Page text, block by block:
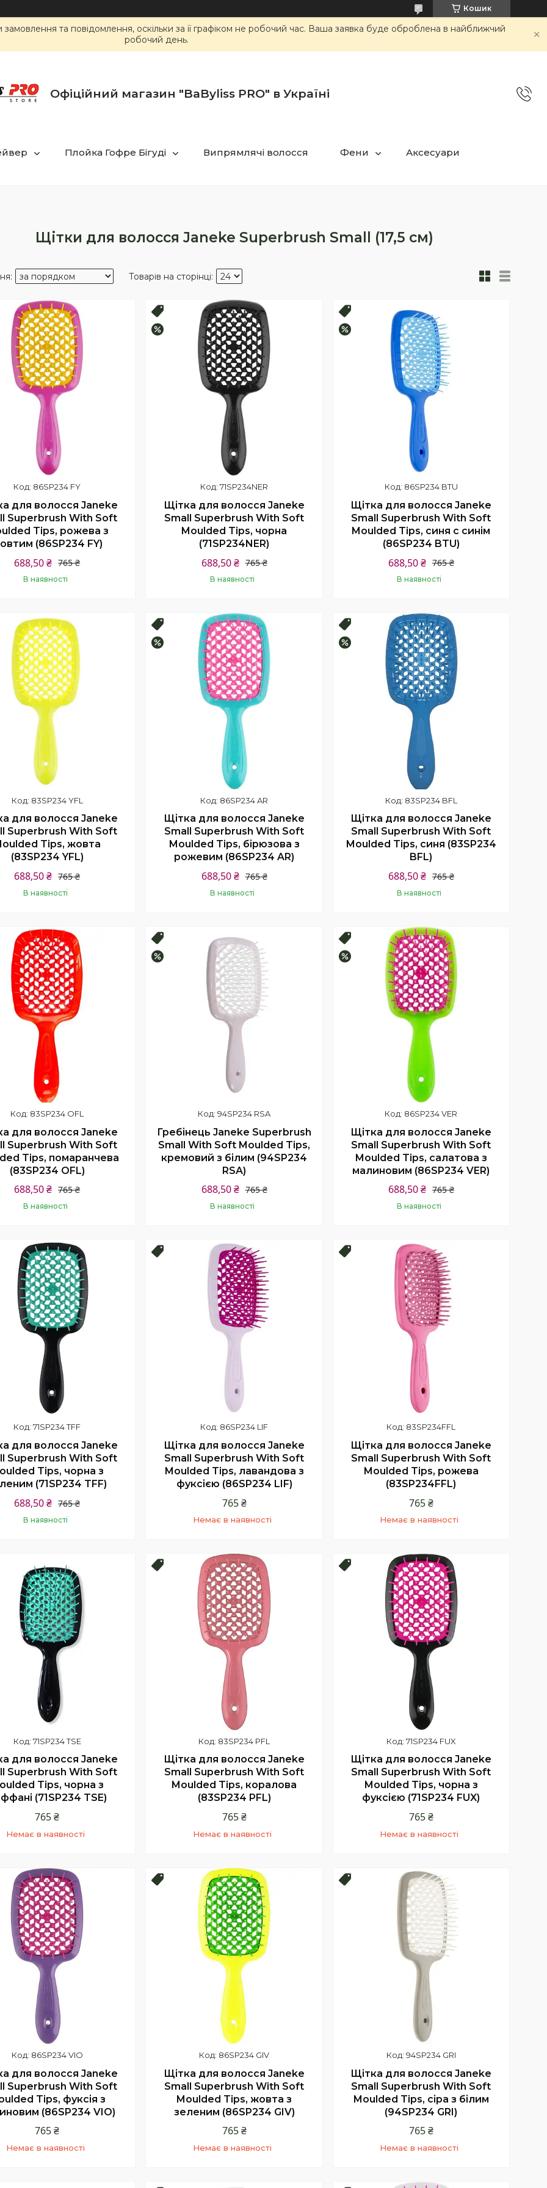
Кошик
та повідомлення, оскільки за її графіком не робочий час. Ваша заявка буде оброблена в найближчий
робочий день.
Офіційний магазин "BaByliss PRO" в Україні
Плойка Гофре Бігуді Випрямлячі волосся Фени Аксесуари
Щітки для волосся Janeke Superbrush Small (17,5 см)
86SP234 FY
для волосся Janeke
Superbrush With Soft
Tips, рожева з
(86SP234 FY)
765 ₴
688,50 ₴
В наявності
Купити
Топ продаж
71SP234NER
Щітка для волосся Janeke
Small Superbrush With Soft
Moulded Tips, чорна
(71SP234NER)
765 ₴
688,50 ₴
В наявності
Купити
Топ продаж
86SP234 BTU
Щітка для волосся Janeke
Small Superbrush With Soft
Moulded Tips, синя c синім
(86SP234 BTU)
765 ₴
688,50 ₴
В наявності
Купити
83SP234 YFL
для волосся Janeke
Superbrush With Soft
Tips, жовта
(83SP234 YFL)
765 ₴
688,50 ₴
В наявності
Купити
Топ продаж
86SP234 AR
Щітка для волосся Janeke
Small Superbrush With Soft
Moulded Tips, бірюзова з
рожевим (86SP234 AR)
765 ₴
688,50 ₴
В наявності
Топ продаж
83SP234 BFL
Щітка для волосся Janeke
Small Superbrush With Soft
Moulded Tips, синя (83SP234
BFL)
765 ₴
688,50 ₴
В наявності
Купити
83SP234 OFL
для волосся Janeke
Superbrush With Soft
Tips, помаранчева
(83SP234 OFL)
765 ₴
688,50 ₴
В наявності
Купити
94SP234 RSA
Гребінець Janeke Superbrush
Small With Soft Moulded Tips,
кремовий з білим (94SP234
RSA)
765 ₴
688,50 ₴
В наявності
Купити
Топ продаж
86SP234 VER
Щітка для волосся Janeke
Small Superbrush With Soft
Moulded Tips, салатова з
малиновим (86SP234 VER)
765 ₴
688,50 ₴
В наявності
Купити
71SP234 TFF
для волосся Janeke
Superbrush With Soft
Tips, чорна з
(71SP234 TFF)
765 ₴
688,50 ₴
В наявності
Топ продаж
86SP234 LIF
Щітка для волосся Janeke
Small Superbrush With Soft
Moulded Tips, лавандова з
фуксією (86SP234 LIF)
765 ₴
Немає в наявності
+380 (68) 331-23-66
Київстар
Топ продаж
83SP234FFL
Щітка для волосся Janeke
Small Superbrush With Soft
Moulded Tips, рожева
(83SP234FFL)
765 ₴
Немає в наявності
+380 (68) 331-23-66
Київстар
71SP234 TSE
для волосся Janeke
Superbrush With Soft
Tips, чорна з
(71SP234 TSE)
765 ₴
Немає в наявності
+380 (68) 331-23-66
Київстар
Топ продаж
83SP234 PFL
Щітка для волосся Janeke
Small Superbrush With Soft
Moulded Tips, коралова
(83SP234 PFL)
765 ₴
Немає в наявності
+380 (68) 331-23-66
Київстар
Топ продаж
71SP234 FUX
Щітка для волосся Janeke
Small Superbrush With Soft
Moulded Tips, чорна з
фуксією (71SP234 FUX)
765 ₴
Немає в наявності
Київстар
86SP234 VIO
для волосся Janeke
Superbrush With Soft
Tips, фуксія з
(86SP234 VIO)
765 ₴
Немає в наявності
Топ продаж
86SP234 GIV
Щітка для волосся Janeke
Small Superbrush With Soft
Moulded Tips, жовта з
зеленим (86SP234 GIV)
765 ₴
Немає в наявності
94SP234 GRI
Щітка для волосся Janeke
Small Superbrush With Soft
Moulded Tips, сіра з білим
(94SP234 GRI)
765 ₴
Немає в наявності
+380 (68) 331-23-66